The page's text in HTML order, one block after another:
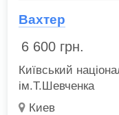
Вахтер
6 600 грн.
Київський
ім.Т.Шевченка
Киев